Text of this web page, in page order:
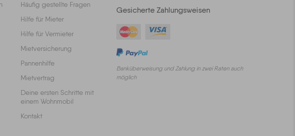
Häufig gestellte Fragen
Hilfe für Mieter
Hilfe für Vermieter
Mietversicherung
Pannenhilfe
Mietvertrag
Deine ersten Schritte mit
einem Wohnmobil
Kontakt
Gesicherte Zahlungsweisen
Banküberweisung und Zahlung in zwei Raten auch
möglich